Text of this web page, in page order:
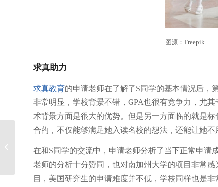
图源：Freepik
求真助力
求真教育的申请老师在了解了S同学的基本情况后，
非常明显，学校背景不错，GPA也很有竞争力，尤
术背景方面是很大的优势。但是另一方面临的就是
合的，不仅能够满足她入读名校的想法，还能让她不
在和S同学的交流中，申请老师分析了当下正常申请
老师的分析十分赞同，也对南加州大学的项目非常
目，美国研究生的申请难度并不低，学校同样也是
过本科转学圆梦UIUC